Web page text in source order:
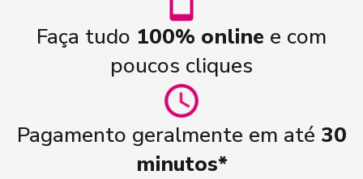
Faça tudo 100% online e com
poucos cliques
Pagamento geralmente em até 30
minutos*